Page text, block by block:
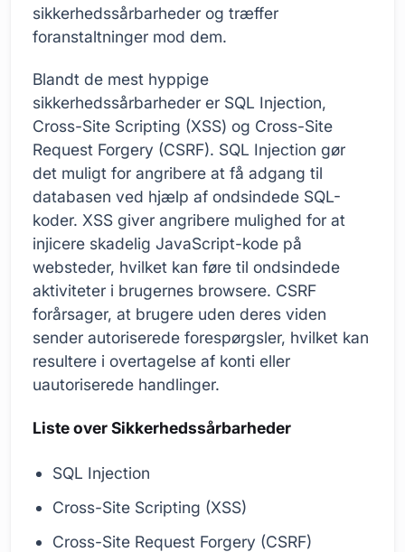
sikkerhedssårbarheder og træffer
foranstaltninger mod dem.
Blandt de mest hyppige
sikkerhedssårbarheder er SQL Injection,
Cross-Site Scripting (XSS) og Cross-Site
Request Forgery (CSRF). SQL Injection gør
det muligt for angribere at få adgang til
databasen ved hjælp af ondsindede SQL-
koder. XSS giver angribere mulighed for at
injicere skadelig JavaScript-kode på
websteder, hvilket kan føre til ondsindede
aktiviteter i brugernes browsere. CSRF
forårsager, at brugere uden deres viden
sender autoriserede forespørgsler, hvilket kan
resultere i overtagelse af konti eller
uautoriserede handlinger.
Liste over Sikkerhedssårbarheder
SQL Injection
Cross-Site Scripting (XSS)
Cross-Site Request Forgery (CSRF)